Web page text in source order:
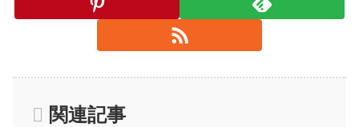
関連記事